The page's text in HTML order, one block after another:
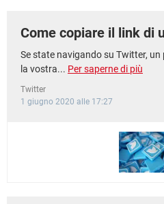
Come copiare il link di
Se state navigando su Twitter,
la vostra... Per saperne di più
Twitter
1 giugno 2020 alle 17:27